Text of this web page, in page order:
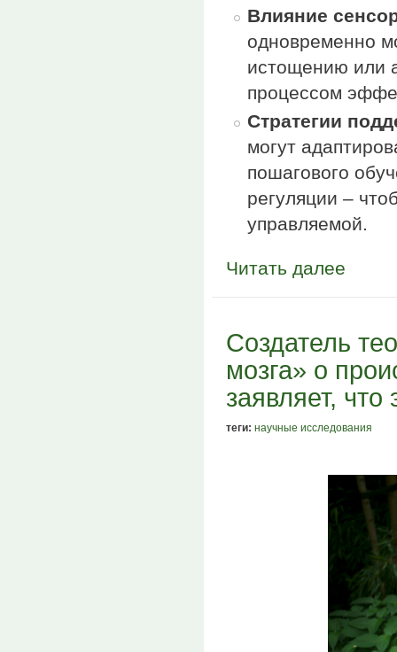
Влияние
одновременно
истощению или
процессом
Стратегии
могут
пошагового
регуляции –
управляемой.
Читать далее
Создатель
мозга» о
заявляет,
теги: научные исследования